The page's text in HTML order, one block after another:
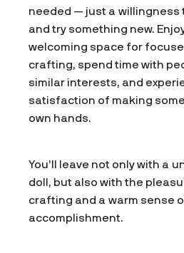
needed — just a willingness
and try something new.
welcoming space for
crafting, spend time with
similar interests, and
satisfaction of making
own hands.
You’ll leave not only with a
doll, but also with the
crafting and a warm sense
accomplishment.